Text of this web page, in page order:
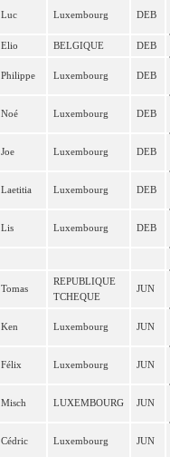
Luc Luxembourg DEB
Elio BELGIQUE DEB
Philippe Luxembourg DEB
Noé Luxembourg DEB
Joe Luxembourg DEB
Laetitia Luxembourg DEB
Lis Luxembourg DEB
Tomas
REPUBLIQUE
TCHEQUE
JUN
Ken Luxembourg JUN
Félix Luxembourg JUN
Misch LUXEMBOURG JUN
Cédric Luxembourg JUN